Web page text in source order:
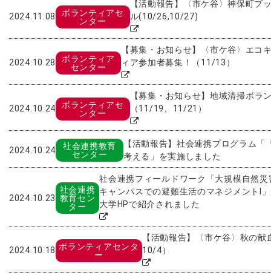
2024.11.08
ボランティアセ
ンター
【活動報告】〈市ケ谷〉神保町ブ
ル(10/26,10/27)
2024.10.28
ボランティア
センター
【募集・お知らせ】〈市ケ谷〉エコ
ィア参加者募集！（11/13）
2024.10.24
ボランティアセ
ンター
【募集・お知らせ】地域清掃ボラ
（11/19、11/21）
2024.10.24
社会連携教育
センター
【活動報告】社会連携プログラム「
考える」を実施しました
2024.10.23
社会連携
教育セン
ター
社会連携フィールドワーク「大規模自然
キャンパスでの避難生活のマネジメントⅠ
大学HPで紹介されました
2024.10.18 ボランティアセンタ
ー
【活動報告】〈市ケ谷〉秋の
10/4）